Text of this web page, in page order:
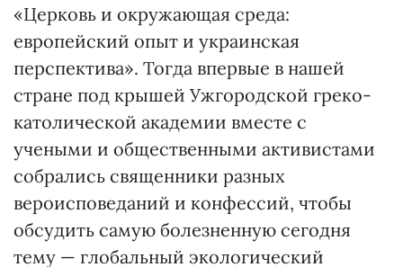
«Церковь и окружающая среда:
европейский опыт и украинская
перспектива». Тогда впервые в нашей
стране под крышей Ужгородской греко-
католической академии вместе с
учеными и общественными активистами
собрались священники разных
вероисповеданий и конфессий, чтобы
обсудить самую болезненную сегодня
тему — глобальный экологический